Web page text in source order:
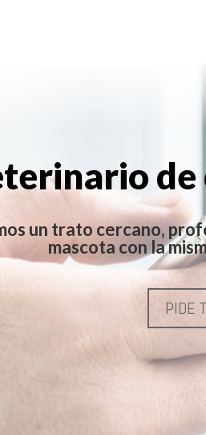
un trato cercano,
mascota con la
PIDE